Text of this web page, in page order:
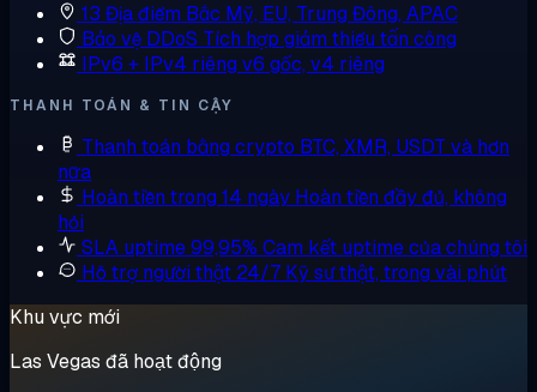
13 Địa điểm Bắc Mỹ, EU, Trung Đông, APAC
Bảo vệ DDoS Tích hợp giảm thiểu tấn công
IPv6 + IPv4 riêng v6 gốc, v4 riêng
THANH TOÁN & TIN CẬY
Thanh toán bằng crypto BTC, XMR, USDT và hơn
nữa
Hoàn tiền trong 14 ngày Hoàn tiền đầy đủ, không
hỏi
SLA uptime 99,95% Cam kết uptime của chúng tôi
Hỗ trợ người thật 24/7 Kỹ sư thật, trong vài phút
Khu vực mới
Las Vegas đã hoạt động